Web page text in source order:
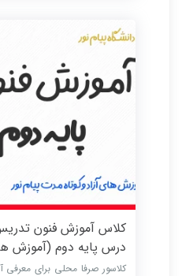
کلاس آموزش فنون
درس پایه دوم (آموزش
کلاسور صرفا محلی برای معرفی